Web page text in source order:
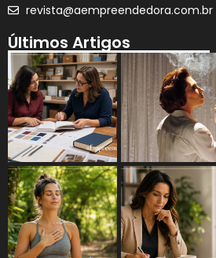
revista@aempreendedora.com.br
Últimos Artigos